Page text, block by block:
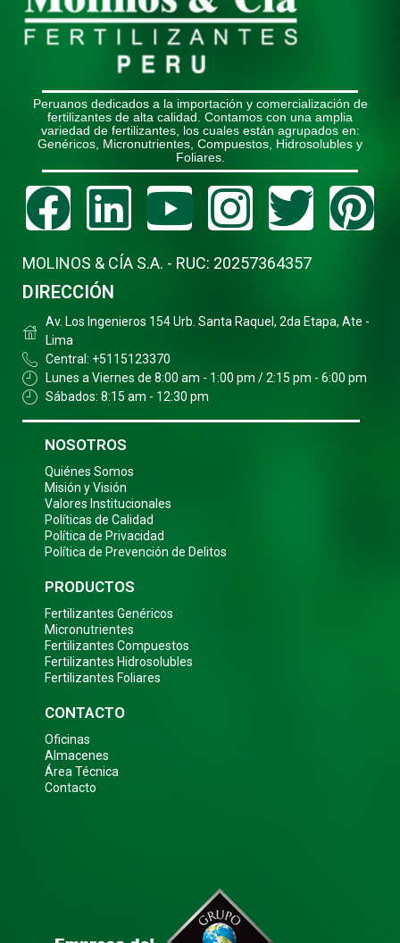
Peruanos dedicados a la importación y comercialización de
fertilizantes de alta calidad. Contamos con una amplia
variedad de fertilizantes, los cuales están agrupados en:
Genéricos, Micronutrientes, Compuestos, Hidrosolubles y
Foliares.
Facebook
Linkedin
Youtube
MOLINOS & CÍA S.A. - RUC: 20257364357
DIRECCIÓN
Av. Los Ingenieros 154 Urb. Santa Raquel, 2da Etapa, Ate -
Lima
Central: +5115123370
Lunes a Viernes de 8:00 am - 1:00 pm / 2:15 pm - 6:00 pm
Sábados: 8:15 am - 12:30 pm
NOSOTROS
Quiénes Somos
Misión y Visión
Valores Institucionales
Políticas de Calidad
Política de Privacidad
Política de Prevención de Delitos
PRODUCTOS
Fertilizantes Genéricos
Micronutrientes
Fertilizantes Compuestos
Fertilizantes Hidrosolubles
Fertilizantes Foliares
CONTACTO
Oficinas
Almacenes
Área Técnica
Contacto